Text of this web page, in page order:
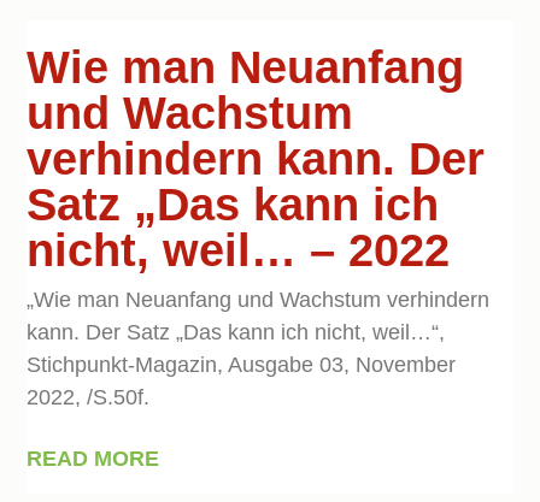
Wie man Neuanfang
und Wachstum
verhindern kann. Der
Satz „Das kann ich
nicht, weil… – 2022
„Wie man Neuanfang und Wachstum verhindern
kann. Der Satz „Das kann ich nicht, weil…“,
Stichpunkt-Magazin, Ausgabe 03, November
2022, /S.50f.
READ MORE